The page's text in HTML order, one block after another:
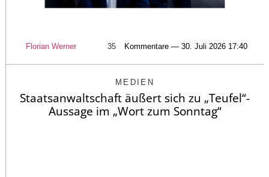
Florian Werner 35 Kommentare — 30. Juli 2026 17:40
MEDIEN
Staatsanwaltschaft äußert sich zu „Teufel“-
Aussage im „Wort zum Sonntag“